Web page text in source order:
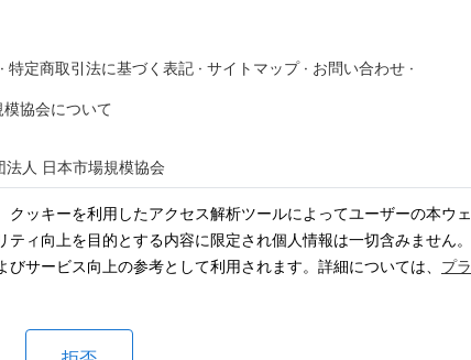
ッキーを利用したアクセス解析ツールによってユーザーの本ウェ
ィ向上を目的とする内容に限定され個人情報は一切含みません。
サービス向上の参考として利用されます。詳細については、 プラ
· 特定商取引法に基づく表記 · サイトマップ · お問い合わせ ·
模協会について
法人 日本市場規模協会